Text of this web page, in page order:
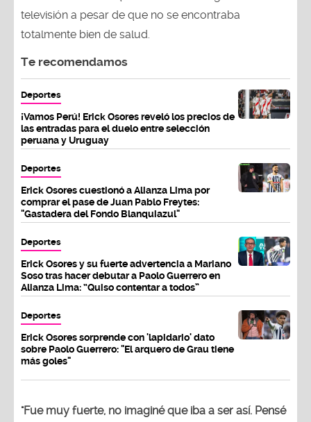
televisión a pesar de que no se encontraba
totalmente bien de salud.
Te recomendamos
Deportes
¡Vamos Perú! Erick Osores reveló los precios de
las entradas para el duelo entre selección
peruana y Uruguay
Deportes
Erick Osores cuestionó a Alianza Lima por
comprar el pase de Juan Pablo Freytes:
"Gastadera del Fondo Blanquiazul"
Deportes
Erick Osores y su fuerte advertencia a Mariano
Soso tras hacer debutar a Paolo Guerrero en
Alianza Lima: “Quiso contentar a todos”
Deportes
Erick Osores sorprende con 'lapidario' dato
sobre Paolo Guerrero: "El arquero de Grau tiene
más goles"
"Fue muy fuerte, no imaginé que iba a ser así. Pensé